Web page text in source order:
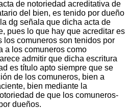
de notoriedad acreditativa de
del bien, es tenido por dueño
dg señala que dicha acta de
pues lo que hay que acreditar es
los comuneros son tenidos por
a los comuneros como
admitir que dicha escritura
es título apto siempre que se
de los comuneros, bien a
bien mediante la
de que los comuneros-
dueños.